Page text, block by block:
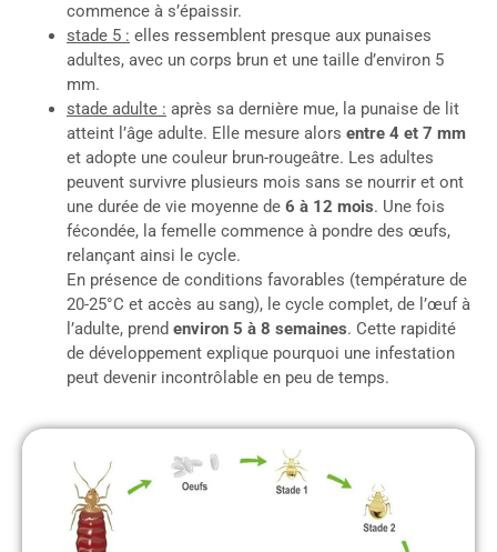
commence à s’épaissir.
stade 5 : elles ressemblent presque aux punaises
adultes, avec un corps brun et une taille d’environ 5
mm.
stade adulte : après sa dernière mue, la punaise de lit
atteint l’âge adulte. Elle mesure alors entre 4 et 7 mm
et adopte une couleur brun-rougeâtre. Les adultes
peuvent survivre plusieurs mois sans se nourrir et ont
une durée de vie moyenne de 6 à 12 mois. Une fois
fécondée, la femelle commence à pondre des œufs,
relançant ainsi le cycle.
En présence de conditions favorables (température de
20-25°C et accès au sang), le cycle complet, de l’œuf à
l’adulte, prend environ 5 à 8 semaines. Cette rapidité
de développement explique pourquoi une infestation
peut devenir incontrôlable en peu de temps.